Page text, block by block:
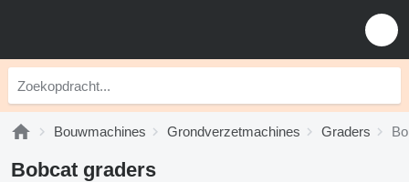
Bouwmachines Grondverzetmachines Graders
Bobcat graders